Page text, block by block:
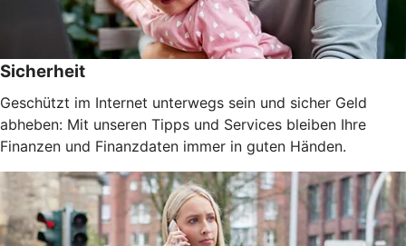
Sicherheit
Geschützt im Internet unterwegs sein und sicher Geld
abheben: Mit unseren Tipps und Services bleiben Ihre
Finanzen und Finanzdaten immer in guten Händen.